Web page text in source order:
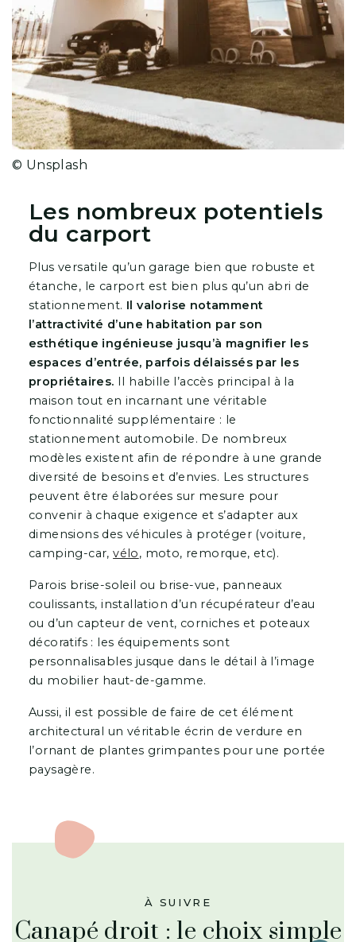
© Unsplash
Les nombreux potentiels
du carport
Plus versatile qu’un garage bien que robuste et
étanche, le carport est bien plus qu’un abri de
stationnement. Il valorise notamment
l’attractivité d’une habitation par son
esthétique ingénieuse jusqu’à magnifier les
espaces d’entrée, parfois délaissés par les
propriétaires. Il habille l’accès principal à la
maison tout en incarnant une véritable
fonctionnalité supplémentaire : le
stationnement automobile. De nombreux
modèles existent afin de répondre à une grande
diversité de besoins et d’envies. Les structures
peuvent être élaborées sur mesure pour
convenir à chaque exigence et s’adapter aux
dimensions des véhicules à protéger (voiture,
camping-car,vélo, moto, remorque, etc).
Parois brise-soleil ou brise-vue, panneaux
coulissants, installation d’un récupérateur d’eau
ou d’un capteur de vent, corniches et poteaux
décoratifs : les équipements sont
personnalisables jusque dans le détail à l’image
du mobilier haut-de-gamme.
Aussi, il est possible de faire de cet élément
architectural un véritable écrin de verdure en
l’ornant de plantes grimpantes pour une portée
paysagère.
À SUIVRE
Canapé droit : le choix simple